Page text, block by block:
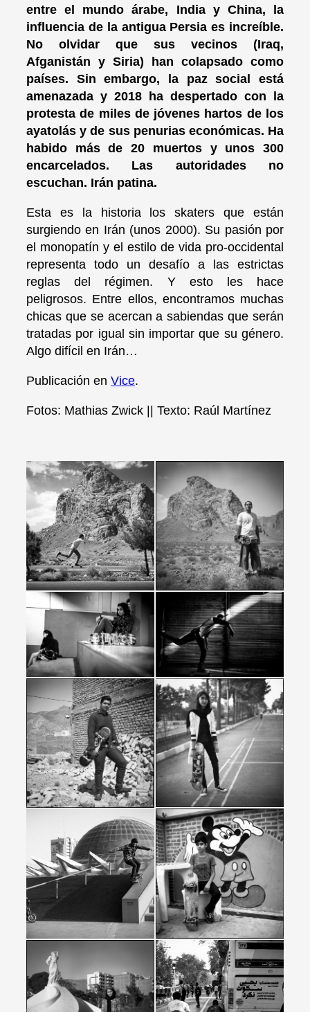
entre el mundo árabe, India y China, la
influencia de la antigua Persia es increíble.
No olvidar que sus vecinos (Iraq,
Afganistán y Siria) han colapsado como
países. Sin embargo, la paz social está
amenazada y 2018 ha despertado con la
protesta de miles de jóvenes hartos de los
ayatolás y de sus penurias económicas. Ha
habido más de 20 muertos y unos 300
encarcelados. Las autoridades no
escuchan. Irán patina.
Esta es la historia los skaters que están
surgiendo en Irán (unos 2000). Su pasión por
el monopatín y el estilo de vida pro-occidental
representa todo un desafío a las estrictas
reglas del régimen. Y esto les hace
peligrosos. Entre ellos, encontramos muchas
chicas que se acercan a sabiendas que serán
tratadas por igual sin importar que su género.
Algo difícil en Irán…
Publicación en Vice.
Fotos: Mathias Zwick || Texto: Raúl Martínez